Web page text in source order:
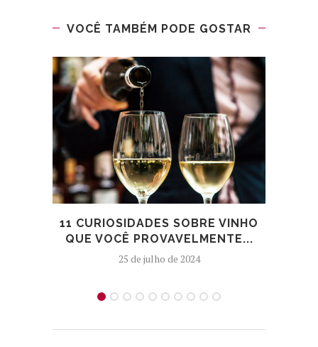
VOCÊ TAMBÉM PODE GOSTAR
11 CURIOSIDADES SOBRE VINHO
QUE VOCÊ PROVAVELMENTE...
25 de julho de 2024